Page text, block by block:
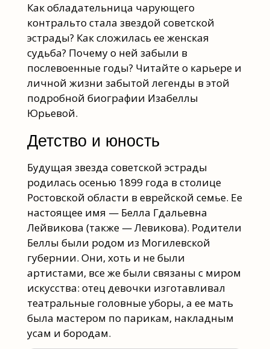
Как обладательница чарующего
контральто стала звездой советской
эстрады? Как сложилась ее женская
судьба? Почему о ней забыли в
послевоенные годы? Читайте о карьере и
личной жизни забытой легенды в этой
подробной биографии Изабеллы
Юрьевой.
Детство и юность
Будущая звезда советской эстрады
родилась осенью 1899 года в столице
Ростовской области в еврейской семье. Ее
настоящее имя — Белла Гдальевна
Лейвикова (также — Левикова). Родители
Беллы были родом из Могилевской
губернии. Они, хоть и не были
артистами, все же были связаны с миром
искусства: отец девочки изготавливал
театральные головные уборы, а ее мать
была мастером по парикам, накладным
усам и бородам.